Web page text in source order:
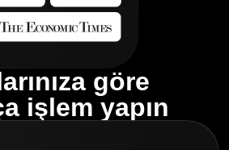
göre
işlem yapın